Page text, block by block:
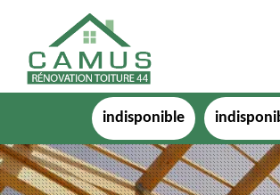
indisponible